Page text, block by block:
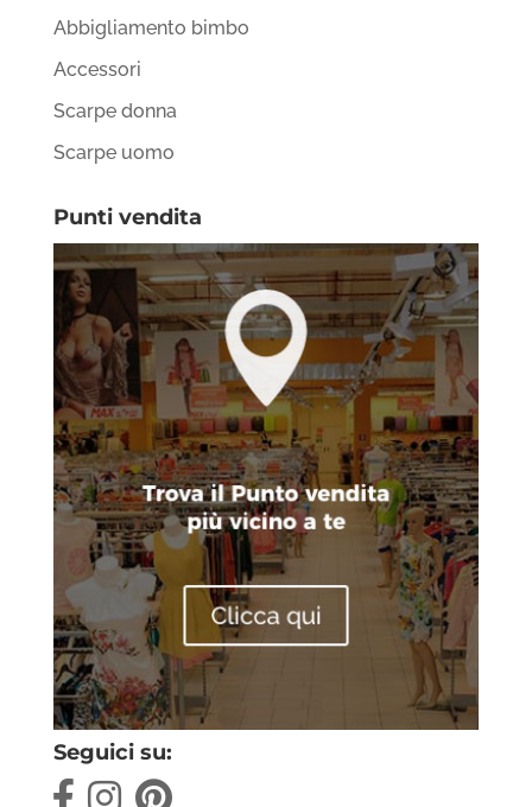
Abbigliamento bimbo
Accessori
Scarpe donna
Scarpe uomo
Punti vendita
Seguici su: